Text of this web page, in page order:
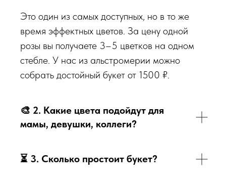
Это один из самых доступных, но в то же
время эффектных цветов. За цену одной
розы вы получаете 3–5 цветков на одном
стебле. У нас из альстромерии можно
собрать достойный букет от 1500 ₽.
🎨 2. Какие цвета подойдут для
мамы, девушки, коллеги?
⏳ 3. Сколько простоит букет?